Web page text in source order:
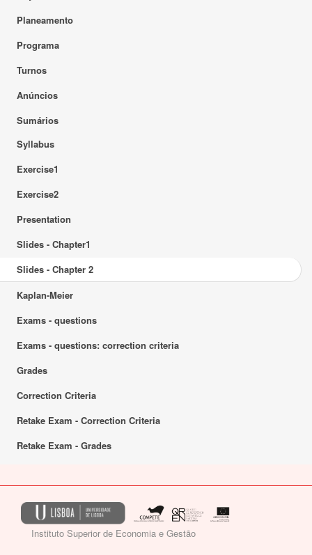
Planeamento
Programa
Turnos
Anúncios
Sumários
Syllabus
Exercise1
Exercise2
Presentation
Slides - Chapter1
Slides - Chapter 2
Kaplan-Meier
Exams - questions
Exams - questions: correction criteria
Grades
Correction Criteria
Retake Exam - Correction Criteria
Retake Exam - Grades
Instituto Superior de Economia e Gestão